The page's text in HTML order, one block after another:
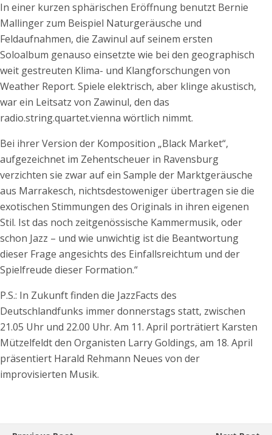
In einer kurzen sphärischen Eröffnung benutzt Bernie
Mallinger zum Beispiel Naturgeräusche und
Feldaufnahmen, die Zawinul auf seinem ersten
Soloalbum genauso einsetzte wie bei den geographisch
weit gestreuten Klima- und Klangforschungen von
Weather Report. Spiele elektrisch, aber klinge akustisch,
war ein Leitsatz von Zawinul, den das
radio.string.quartet.vienna wörtlich nimmt.
Bei ihrer Version der Komposition „Black Market“,
aufgezeichnet im Zehentscheuer in Ravensburg
verzichten sie zwar auf ein Sample der Marktgeräusche
aus Marrakesch, nichtsdestoweniger übertragen sie die
exotischen Stimmungen des Originals in ihren eigenen
Stil. Ist das noch zeitgenössische Kammermusik, oder
schon Jazz – und wie unwichtig ist die Beantwortung
dieser Frage angesichts des Einfallsreichtum und der
Spielfreude dieser Formation.“
P.S.: In Zukunft finden die JazzFacts des
Deutschlandfunks immer donnerstags statt, zwischen
21.05 Uhr und 22.00 Uhr. Am 11. April porträtiert Karsten
Mützelfeldt den Organisten Larry Goldings, am 18. April
präsentiert Harald Rehmann Neues von der
improvisierten Musik.